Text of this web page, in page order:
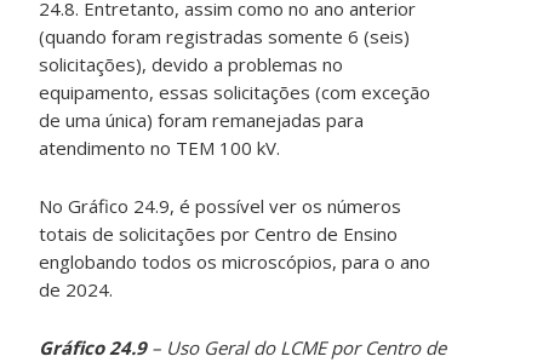
24.8. Entretanto, assim como no ano anterior
(quando foram registradas somente 6 (seis)
solicitações), devido a problemas no
equipamento, essas solicitações (com exceção
de uma única) foram remanejadas para
atendimento no TEM 100 kV.
No Gráfico 24.9, é possível ver os números
totais de solicitações por Centro de Ensino
englobando todos os microscópios, para o ano
de 2024.
Gráfico 24.9– Uso Geral do LCME por Centro de